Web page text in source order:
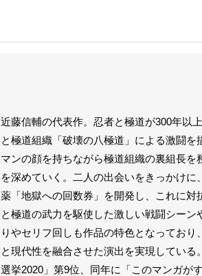
近藤信輔の代表作。忍者と極道が300年以
と極道組織「破壊の八極道」による激闘
マンの顔を持ちながら極道組織の裏組長
を深めていく。二人の出会いをきっかけ
薬「地獄への回数券」を開発し、これに
と極道の武力を駆使した激しい戦闘シー
りやセリフ回しも作品の特色となってお
と現代性を融合させた演出を実現してい
選挙2020」第9位、同年に「このマンガが